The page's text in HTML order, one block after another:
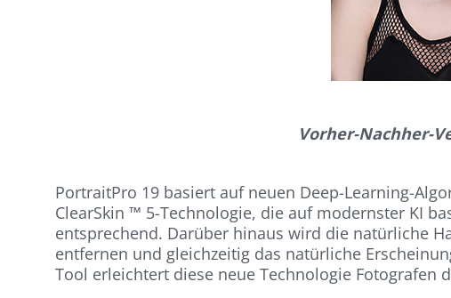
Vorher-Nachher-
PortraitPro 19 basiert auf neuen Deep-Learning-
ClearSkin ™ 5-Technologie, die auf modernster KI
entsprechend. Darüber hinaus wird die natürliche
entfernen und gleichzeitig das natürliche
Tool erleichtert diese neue Technologie Fotografen